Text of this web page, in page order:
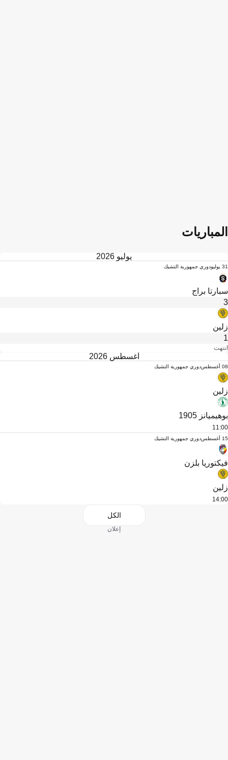
المباريات
يوليو 2026
31 يوليو دوري جمهورية التشيك
سبارتا براج
3
زلين
1
انتهت
أغسطس 2026
08 أغسطس دوري جمهورية التشيك
زلين
بوهيميانز 1905
11:00
15 أغسطس دوري جمهورية التشيك
فيكتوريا بلزن
زلين
14:00
الكل
إعلان